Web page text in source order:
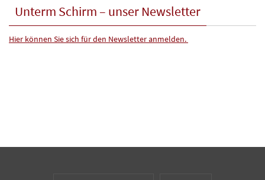
Unterm Schirm – unser Newsletter
Hier können Sie sich für den Newsletter anmelden.